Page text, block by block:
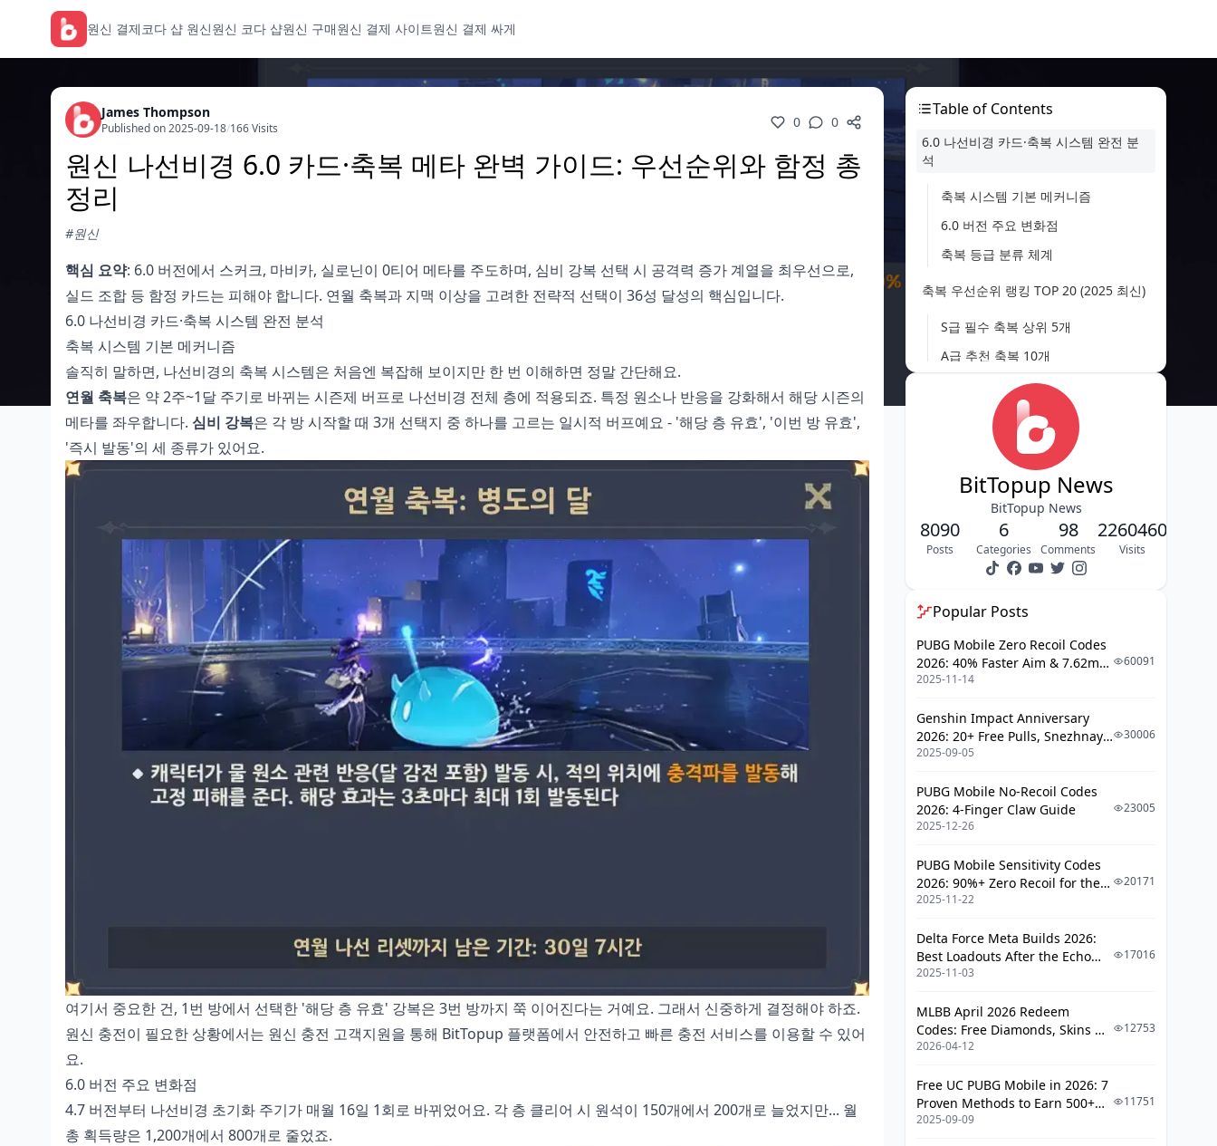
원신 결제코다 샵 원신원신 코다 샵원신 구매원신 결제 사이트원신 결제 싸게
James Thompson
Published on 2025-09-18/166 Visits 0 0
원신 나선비경 6.0 카드·축복 메타 완벽 가이드: 우선순위와 함정 총
정리
#원신
핵심 요약: 6.0 버전에서 스커크, 마비카, 실로닌이 0티어 메타를 주도하며, 심비 강복 선택 시 공격력 증가 계열을 최우선으로,
실드 조합 등 함정 카드는 피해야 합니다. 연월 축복과 지맥 이상을 고려한 전략적 선택이 36성 달성의 핵심입니다.
6.0 나선비경 카드·축복 시스템 완전 분석
축복 시스템 기본 메커니즘
솔직히 말하면, 나선비경의 축복 시스템은 처음엔 복잡해 보이지만 한 번 이해하면 정말 간단해요.
연월 축복은 약 2주~1달 주기로 바뀌는 시즌제 버프로 나선비경 전체 층에 적용되죠. 특정 원소나 반응을 강화해서 해당 시즌의
메타를 좌우합니다. 심비 강복은 각 방 시작할 때 3개 선택지 중 하나를 고르는 일시적 버프예요 - '해당 층 유효', '이번 방 유효',
'즉시 발동'의 세 종류가 있어요.
여기서 중요한 건, 1번 방에서 선택한 '해당 층 유효' 강복은 3번 방까지 쭉 이어진다는 거예요. 그래서 신중하게 결정해야 하죠.
원신 충전이 필요한 상황에서는 원신 충전 고객지원을 통해 BitTopup 플랫폼에서 안전하고 빠른 충전 서비스를 이용할 수 있어
요.
6.0 버전 주요 변화점
4.7 버전부터 나선비경 초기화 주기가 매월 16일 1회로 바뀌었어요. 각 층 클리어 시 원석이 150개에서 200개로 늘었지만... 월
총 획득량은 1,200개에서 800개로 줄었죠.
Table of Contents
6.0 나선비경 카드·축복 시스템 완전 분
석
축복 시스템 기본 메커니즘
6.0 버전 주요 변화점
축복 등급 분류 체계
축복 우선순위 랭킹 TOP 20 (2025 최신)
S급 필수 축복 상위 5개
A급 추천 축복 10개
상황별 B급 축복 활용법
캐릭터 역할별 최적 축복 선택 가이드
메인 딜러용 축복 조합
서브 딜러 최적화 축복
서포터/힐러 전용 축복
함정 카드 완전 정리 및 회피 전략
상황별 함정 카드 식별법
실수 복구 방법
축복 시너지 조합 심화 분석
원소 반응 극대화 조합
DPS 폭증 축복 세트
층별 축복 선택 전략 (9-12층)
11-12층 고난이도 대응
보스별 특화 축복
축복 효율성 측정 및 성능 분석
DPS 증가율 계산법
축복 성능 비교 도구
실전 테스트 결과
이전 버전 대비 변화점
BitTopup News
BitTopup News
8090
Posts
6
Categories
98
Comments
2260460
Visits
Popular Posts
PUBG Mobile Zero Recoil Codes
2026: 40% Faster Aim & 7.62mm
Weapon Adjustments
2025-11-14
60091
Genshin Impact Anniversary
2026: 20+ Free Pulls, Snezhnaya
Roadmap & Complete Guide
2025-09-05
30006
PUBG Mobile No-Recoil Codes
2026: 4-Finger Claw Guide
2025-12-26
23005
PUBG Mobile Sensitivity Codes
2026: 90%+ Zero Recoil for the
V4.4 M416 & AUG Meta
2025-11-22
20171
Delta Force Meta Builds 2026:
Best Loadouts After the Echo
Season Update
2025-11-03
17016
MLBB April 2026 Redeem
Codes: Free Diamonds, Skins &
Starlight Rewards
2026-04-12
12753
Free UC PUBG Mobile in 2026: 7
Proven Methods to Earn 500+
UC (V4.3 & RPA18 Updates)
2025-09-09
11751